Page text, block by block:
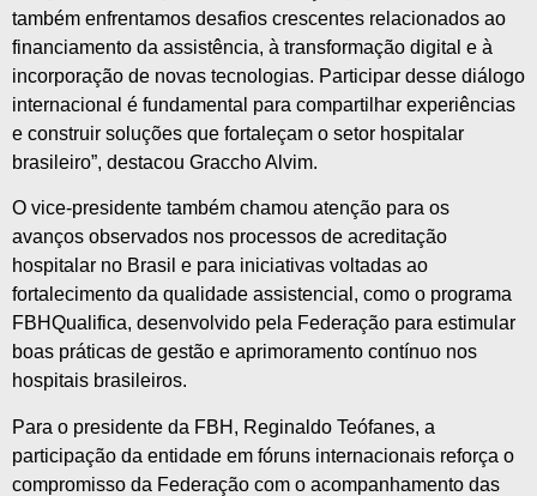
também enfrentamos desafios crescentes relacionados ao
financiamento da assistência, à transformação digital e à
incorporação de novas tecnologias. Participar desse diálogo
internacional é fundamental para compartilhar experiências
e construir soluções que fortaleçam o setor hospitalar
brasileiro”, destacou Graccho Alvim.
O vice-presidente também chamou atenção para os
avanços observados nos processos de acreditação
hospitalar no Brasil e para iniciativas voltadas ao
fortalecimento da qualidade assistencial, como o programa
FBHQualifica, desenvolvido pela Federação para estimular
boas práticas de gestão e aprimoramento contínuo nos
hospitais brasileiros.
Para o presidente da FBH, Reginaldo Teófanes, a
participação da entidade em fóruns internacionais reforça o
compromisso da Federação com o acompanhamento das